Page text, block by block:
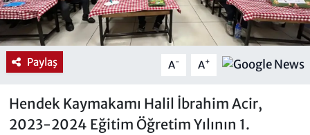
Paylaş A- A+
Hendek Kaymakamı Halil İbrahim Acir,
2023-2024 Eğitim Öğretim Yılının 1.